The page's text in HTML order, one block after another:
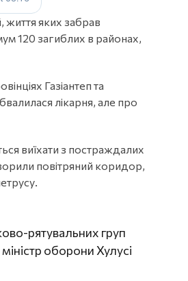
життя яких забрав
120 загиблих в районах,
Газіантеп та
лікарня, але про
виїхати з постраждалих
повітряний коридор,
рятувальних груп
оборони Хулусі